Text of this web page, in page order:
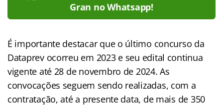
Gran no Whatsapp!
É importante destacar que o último concurso da
Dataprev ocorreu em 2023 e seu edital continua
vigente até 28 de novembro de 2024. As
convocações seguem sendo realizadas, com a
contratação, até a presente data, de mais de 350